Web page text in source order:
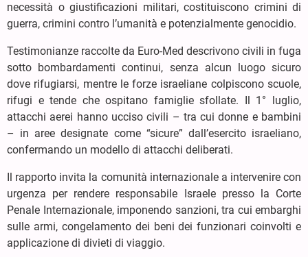
necessità o giustificazioni militari, costituiscono crimini di
guerra, crimini contro l’umanità e potenzialmente genocidio.
Testimonianze raccolte da Euro-Med descrivono civili in fuga
sotto bombardamenti continui, senza alcun luogo sicuro
dove rifugiarsi, mentre le forze israeliane colpiscono scuole,
rifugi e tende che ospitano famiglie sfollate. Il 1° luglio,
attacchi aerei hanno ucciso civili – tra cui donne e bambini
– in aree designate come “sicure” dall’esercito israeliano,
confermando un modello di attacchi deliberati.
Il rapporto invita la comunità internazionale a intervenire con
urgenza per rendere responsabile Israele presso la Corte
Penale Internazionale, imponendo sanzioni, tra cui embarghi
sulle armi, congelamento dei beni dei funzionari coinvolti e
applicazione di divieti di viaggio.